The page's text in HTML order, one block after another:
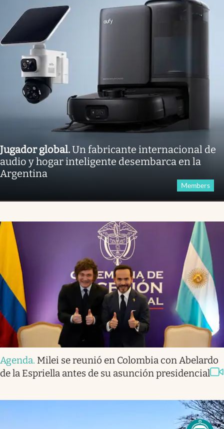
Jugador global.Un fabricante internacional de
audio y hogar inteligente desembarca en la
Argentina
Members
Agenda. Milei se reunió en Colombia con Abelardo
de la Espriella antes de su asunción presidencial